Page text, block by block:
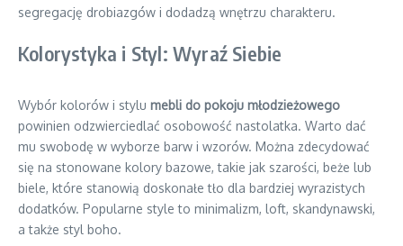
segregację drobiazgów i dodadzą wnętrzu charakteru.
Kolorystyka i Styl: Wyraź Siebie
Wybór kolorów i stylu mebli do pokoju młodzieżowego
powinien odzwierciedlać osobowość nastolatka. Warto dać
mu swobodę w wyborze barw i wzorów. Można zdecydować
się na stonowane kolory bazowe, takie jak szarości, beże lub
biele, które stanowią doskonałe tło dla bardziej wyrazistych
dodatków. Popularne style to minimalizm, loft, skandynawski,
a także styl boho.